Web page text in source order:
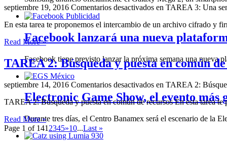
Facebook lanzará una nueva
Facebook tiene previsto lanzar la próxima semana una nueva
Electronic Game Show, el evento más
Durante tres días, el Centro Banamex será el escenario de la
septiembre 19, 2016 Comentarios desactivados en TAREA 3: Una
En esta tarea te proponemos el intercambio de un archivo cifrado y
Read More »
TAREA 2: Búsqueda y puesta en común
septiembre 14, 2016 Comentarios desactivados en TAREA 2:
TAREA 2: Búsqueda y puesta en común de recursos En esta tarea te
Read More »
Page 1 of 141 2345»10...Last »